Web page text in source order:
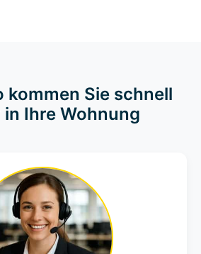
kommen Sie schnell
Ihre Wohnung